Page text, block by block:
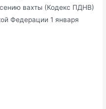
вахты (Кодекс ПДНВ)
Федерации 1 января